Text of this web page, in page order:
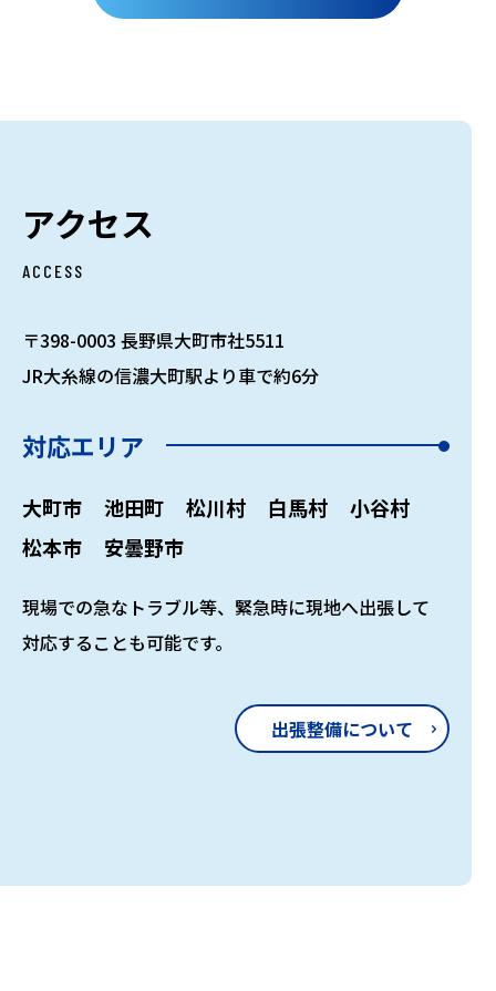
アクセス
ACCESS
〒398-0003 長野県大町市社5511
JR大糸線の信濃大町駅より車で約6分
対応エリア
大町市 池田町 松川村 白馬村
小谷村
松本市
安曇野市
現場での急なトラブル等、緊急時に現地へ出張して
対応することも可能です。
出張整備について